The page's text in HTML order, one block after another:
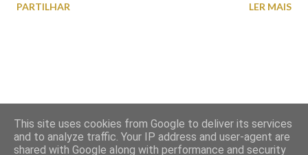
uma capela dedicada a Santa Luzia construída no cimo do monte
Siracusa) conta que esta jovem italiana venerada pelos católicos,
sofreu perseguições por ser cristã. De acordo com a lenda,
PARTILHAR LER MAIS
This site uses cookies from Google to deliver its services
and to analyze traffic. Your IP address and user-agent are
shared with Google along with performance and security